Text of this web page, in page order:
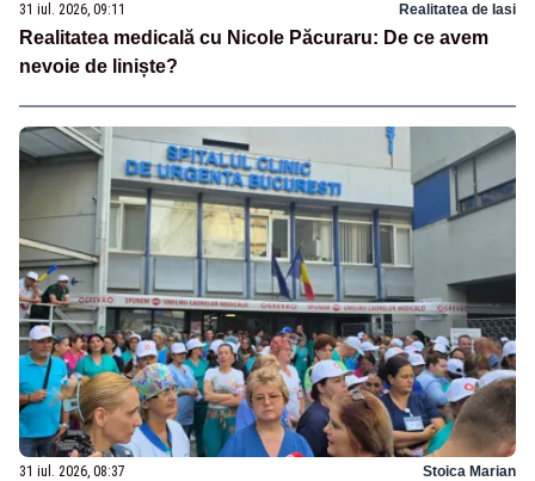
31 iul. 2026, 09:11 Realitatea de Iasi
Realitatea medicală cu Nicole Păcuraru: De ce avem
nevoie de liniște?
31 iul. 2026, 08:37 Stoica Marian